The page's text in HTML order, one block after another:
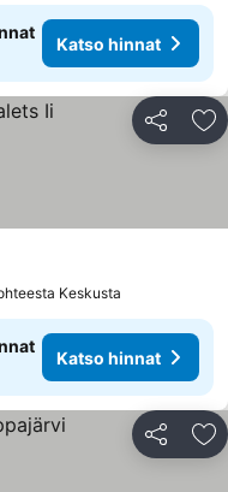
Katso hinnat
Jaa
Keskusta
Katso hinnat
Jaa